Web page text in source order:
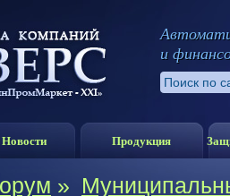
и
Новости Продукция
»